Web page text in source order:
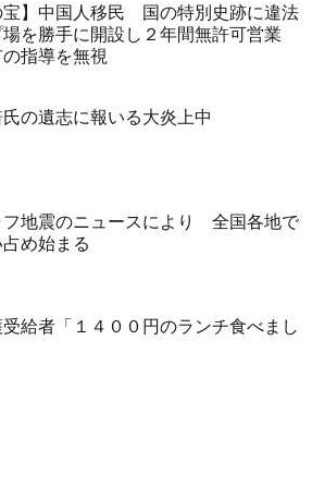
宝】中国人移民 国の特別史跡に違法
場を勝手に開設し２年間無許可営業
指導を無視
の遺志に報いる大炎上中
フ地震のニュースにより 全国各地で
め始まる
給者「１４００円のランチ食べまし